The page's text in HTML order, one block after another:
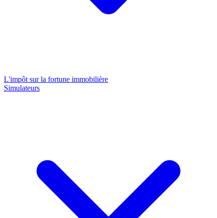
L'impôt sur la fortune immobilière
Simulateurs